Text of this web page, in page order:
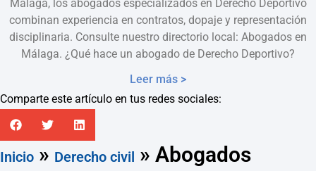
Málaga, los abogados especializados en Derecho Deportivo
combinan experiencia en contratos, dopaje y representación
disciplinaria. Consulte nuestro directorio local: Abogados en
Málaga. ¿Qué hace un abogado de Derecho Deportivo?
Leer más >
Comparte este artículo en tus redes sociales:
Inicio » Derecho civil » Abogados